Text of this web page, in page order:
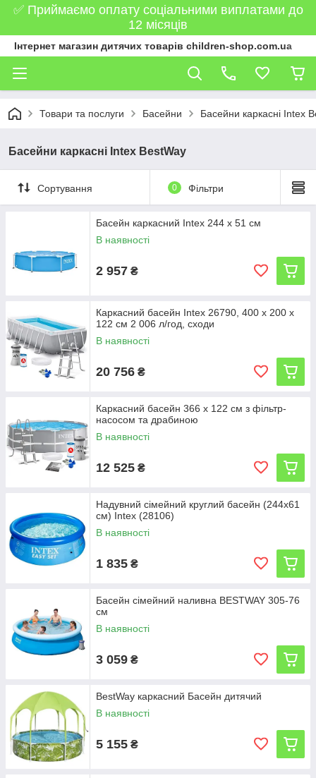
✅ Приймаємо оплату соціальними виплатами до
12 місяців
Інтернет магазин дитячих товарів children-shop.com.ua
Товари та послуги Басейни Басейни каркасні Intex
Басейни каркасні Intex BestWay
Сортування 0 Фільтри
Басейн каркасний Intex 244 x 51 см
В наявності
2 957 ₴
Каркасний басейн Intex 26790, 400 х 200 х
122 см 2 006 л/год, сходи
В наявності
20 756 ₴
Каркасний басейн 366 х 122 см з фільтр-
насосом та драбиною
В наявності
12 525 ₴
Надувний сімейний круглий басейн (244х61
см) Intex (28106)
В наявності
1 835 ₴
Басейн сімейний наливна BESTWAY 305-76
см
В наявності
3 059 ₴
BestWay каркасний Басейн дитячий
В наявності
5 155 ₴